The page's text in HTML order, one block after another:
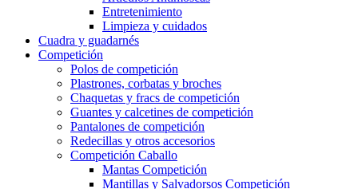
Entretenimiento
Limpieza y cuidados
Cuadra y guadarnés
Competición
Polos de competición
Plastrones, corbatas y broches
Chaquetas y fracs de competición
Guantes y calcetines de competición
Pantalones de competición
Redecillas y otros accesorios
Competición Caballo
Mantas Competición
Mantillas y Salvadorsos Competición